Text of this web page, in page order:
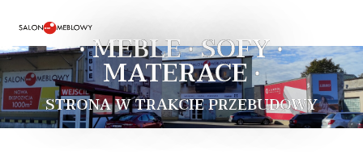
• MEBLE • SOFY •
MATERACE •
STRONA W TRAKCIE PRZEBUDOWY